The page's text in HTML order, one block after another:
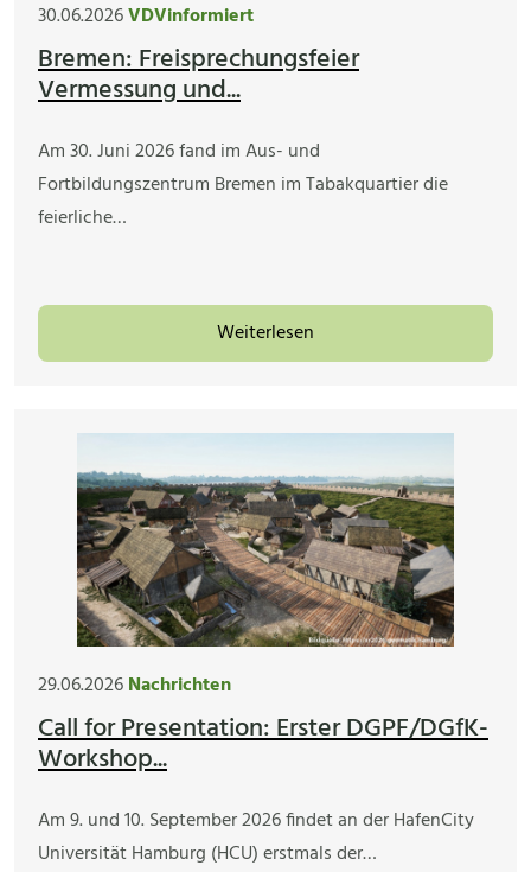
30.06.2026VDVinformiert
Bremen: Freisprechungsfeier
Vermessung und...
Am 30. Juni 2026 fand im Aus- und
Fortbildungszentrum Bremen im Tabakquartier die
feierliche…
Weiterlesen
29.06.2026Nachrichten
Call for Presentation: Erster DGPF/DGfK-
Workshop...
Am 9. und 10. September 2026 findet an der HafenCity
Universität Hamburg (HCU) erstmals der…